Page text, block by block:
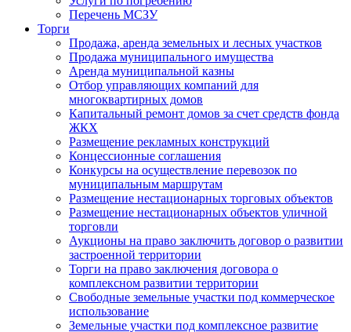
Перечень МСЗУ
Торги
Продажа, аренда земельных и лесных участков
Продажа муниципального имущества
Аренда муниципальной казны
Отбор управляющих компаний для
многоквартирных домов
Капитальный ремонт домов за счет средств фонда
ЖКХ
Размещение рекламных конструкций
Концессионные соглашения
Конкурсы на осуществление перевозок по
муниципальным маршрутам
Размещение нестационарных торговых объектов
Размещение нестационарных объектов уличной
торговли
Аукционы на право заключить договор о развитии
застроенной территории
Торги на право заключения договора о
комплексном развитии территории
Свободные земельные участки под коммерческое
использование
Земельные участки под комплексное развитие